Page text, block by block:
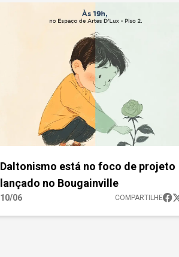
Daltonismo está no foco de projeto
lançado no Bougainville
10/06 COMPARTILHE